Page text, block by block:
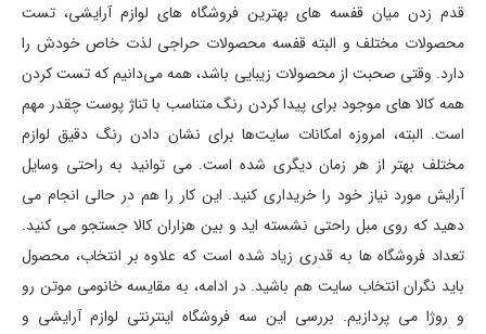
قدم زدن میان قفسه های بهترین فروشگاه های لوازم آرایشی، تست
محصولات مختلف و البته قفسه محصولات حراجی لذت خاص خودش را
دارد. وقتی صحبت از محصولات زیبایی باشد، همه می‌دانیم که تست کردن
همه کالا های موجود برای پیدا کردن رنگ متناسب با تناژ پوست چقدر مهم
است. البته، امروزه امکانات سایت‌ها برای نشان دادن رنگ دقیق لوازم
مختلف بهتر از هر زمان دیگری شده است. می توانید به راحتی وسایل
آرایش مورد نیاز خود را خریداری کنید. این کار را هم در حالی انجام می
دهید که روی مبل راحتی نشسته اید و بین هزاران کالا جستجو می کنید.
تعداد فروشگاه ها به قدری زیاد شده است که علاوه بر انتخاب، محصول
باید نگران انتخاب سایت هم باشید. در ادامه، به مقایسه خانومی موتن رو
و روژا می پردازیم. بررسی این سه فروشگاه اینترنتی لوازم آرایشی و